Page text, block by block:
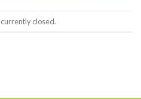
closed.